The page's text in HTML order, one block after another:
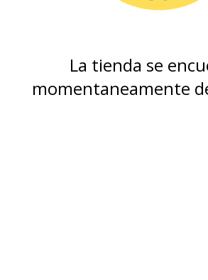
La tienda se
momentaneamente